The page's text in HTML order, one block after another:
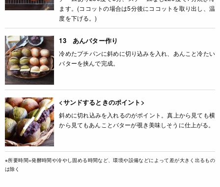
ます。(ココットの場合は5分後にココットを取り出し、温
度を下げる。)
13 あんバター作り
冷めたプチパンに斜めに切り込みを入れ、あんこと冷たい
バターを挟んで完成。
<サンドするときのポイント>
斜めに切れ込みを入れるのがポイント。真上から見ても横
から見てもあんことバターが覗き美味しそうに仕上がる。
※所要時間=発酵時間や冷やし固める時間など、環境や設備などによって差が大きく出るもの
は除く